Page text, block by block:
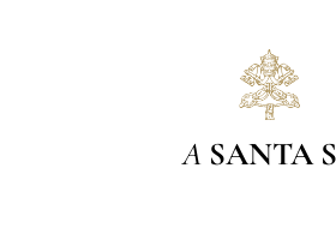
A SANTA